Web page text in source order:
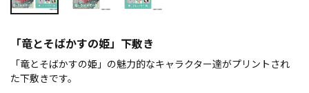
「竜とそばかすの姫」下敷き
「竜とそばかすの姫」の魅力的なキャラクター達がプリントされ
た下敷きです。